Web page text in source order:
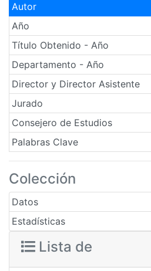
Autor
Año
Título Obtenido - Año
Departamento - Año
Director y Director Asistente
Jurado
Consejero de Estudios
Palabras Clave
Colección
Datos
Estadísticas
Lista de